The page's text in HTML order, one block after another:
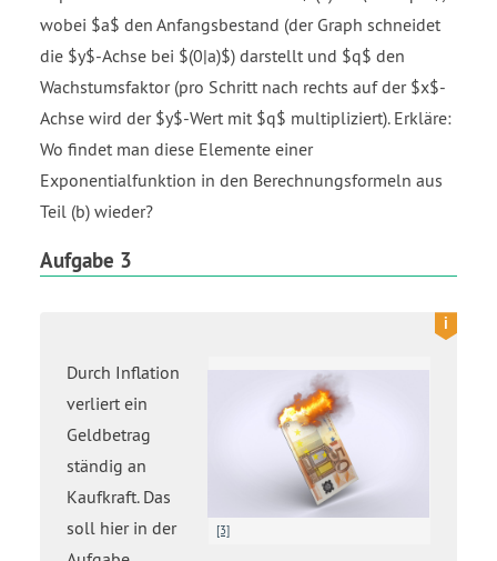
wobei $a$ den Anfangsbestand (der Graph schneidet
die $y$-Achse bei $(0|a)$) darstellt und $q$ den
Wachstumsfaktor (pro Schritt nach rechts auf der $x$-
Achse wird der $y$-Wert mit $q$ multipliziert). Erkläre:
Wo findet man diese Elemente einer
Exponentialfunktion in den Berechnungsformeln aus
Teil (b) wieder?
Aufgabe 3
[3]
Durch Inflation
verliert ein
Geldbetrag
ständig an
Kaufkraft. Das
soll hier in der